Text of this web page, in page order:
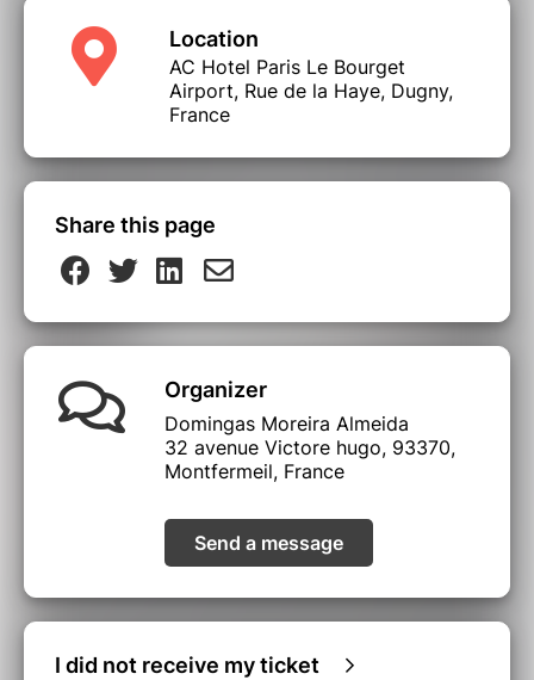
Location
AC Hotel Paris Le Bourget
Airport, Rue de la Haye, Dugny,
France
Share this page
Organizer
Domingas Moreira Almeida
32 avenue Victore hugo, 93370,
Montfermeil, France
Send a message
I did not receive my ticket